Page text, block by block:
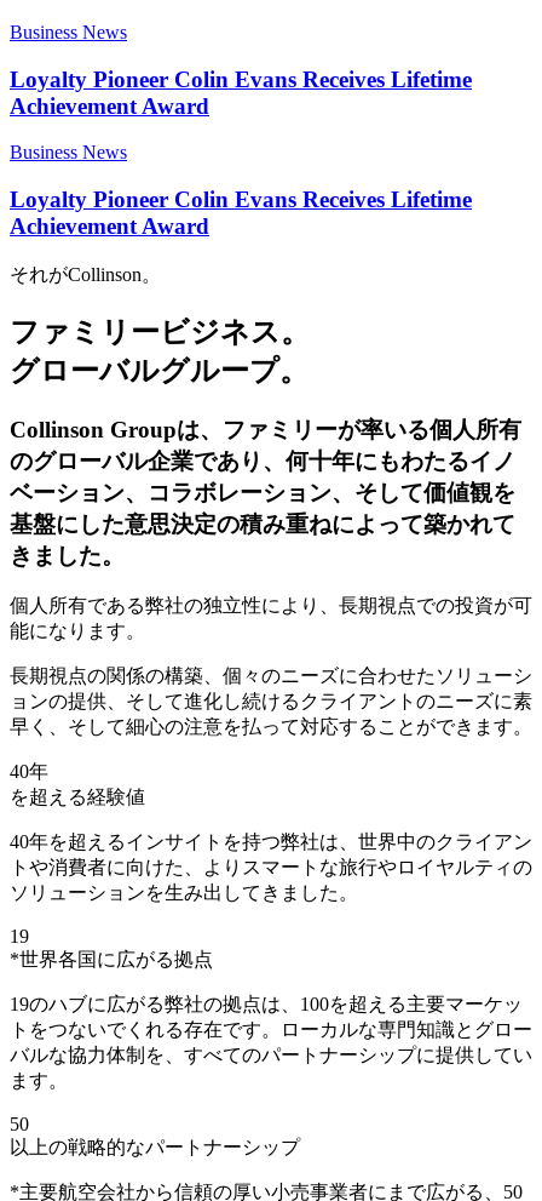
Business News
Loyalty Pioneer Colin Evans Receives Lifetime
Achievement Award
Business News
Loyalty Pioneer Colin Evans Receives Lifetime
Achievement Award
それがCollinson。
ファミリービジネス。
グローバルグループ。
Collinson Groupは、ファミリーが率いる個人所有
のグローバル企業であり、何十年にもわたるイノ
ベーション、コラボレーション、そして価値観を
基盤にした意思決定の積み重ねによって築かれて
きました。
個人所有である弊社の独立性により、長期視点での投資が可
能になります。
長期視点の関係の構築、個々のニーズに合わせたソリューシ
ョンの提供、そして進化し続けるクライアントのニーズに素
早く、そして細心の注意を払って対応することができます。
40年
を超える経験値
40年を超えるインサイトを持つ弊社は、世界中のクライアン
トや消費者に向けた、よりスマートな旅行やロイヤルティの
ソリューションを生み出してきました。
19
*世界各国に広がる拠点
19のハブに広がる弊社の拠点は、100を超える主要マーケッ
トをつないでくれる存在です。ローカルな専門知識とグロー
バルな協力体制を、すべてのパートナーシップに提供してい
ます。
50
以上の戦略的なパートナーシップ
*主要航空会社から信頼の厚い小売事業者にまで広がる、50